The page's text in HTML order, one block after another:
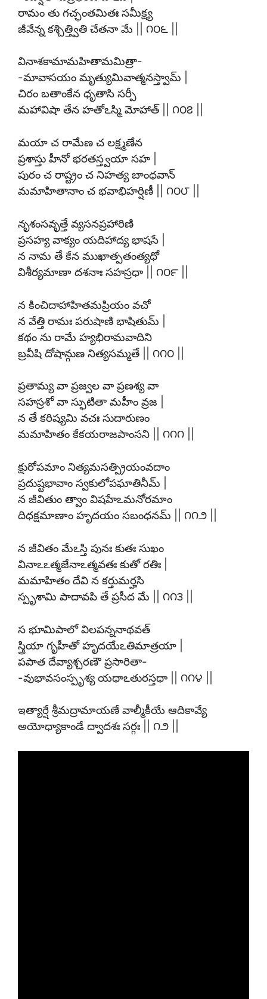
రామం తు గచ్ఛంతమితః సమీక్ష్య
జీవేన్న కశ్చిత్త్వితి చేతనా మే || ౧౦౬ ||
వినాశకామామహితామమిత్రా-
-మావాసయం మృత్యుమివాత్మనస్త్వామ్ |
చిరం బతాంకేన ధృతాసి సర్పీ
మహావిషా తేన హతోఽస్మి మోహాత్ || ౧౦౭ ||
మయా చ రామేణ చ లక్ష్మణేన
ప్రశాస్తు హీనో భరతస్త్వయా సహ |
పురం చ రాష్ట్రం చ నిహత్య బాంధవాన్
మమాహితానాం చ భవాభిహర్షిణీ || ౧౦౮ ||
నృశంసవృత్తే వ్యసనప్రహారిణి
ప్రసహ్య వాక్యం యదిహాద్య భాషసే |
న నామ తే కేన ముఖాత్పతంత్యధో
విశీర్యమాణా దశనాః సహస్రధా || ౧౦౯ ||
న కించిదాహాహితమప్రియం వచో
న వేత్తి రామః పరుషాణి భాషితుమ్ |
కథం ను రామే హ్యభిరామవాదిని
బ్రవీషి దోషాన్గుణ నిత్యసమ్మతే || ౧౧౦ ||
ప్రతామ్య వా ప్రజ్వల వా ప్రణశ్య వా
సహస్రశో వా స్ఫుటితా మహీం వ్రజ |
న తే కరిష్యమి వచః సుదారుణం
మమాహితం కేకయరాజపాంసని || ౧౧౧ ||
క్షురోపమాం నిత్యమసత్ప్రియంవదాం
ప్రదుష్టభావాం స్వకులోపఘాతినీమ్ |
న జీవితుం త్వాం విషహేఽమనోరమాం
దిధక్షమాణాం హృదయం సబంధనమ్ || ౧౧౨ ||
న జీవితం మేఽస్తి పునః కుతః సుఖం
వినాఽఽత్మజేనాఽత్మవతః కుతో రతిః |
మమాహితం దేవి న కర్తుమర్హసి
స్పృశామి పాదావపి తే ప్రసీద మే || ౧౧౩ ||
స భూమిపాలో విలపన్ననాథవత్
స్త్రియా గృహీతో హృదయేఽతిమాత్రయా |
పపాత దేవ్యాశ్చరణౌ ప్రసారితా-
-వుభావసంస్పృశ్య యథాఽతురస్తథా || ౧౧౪ ||
ఇత్యార్షే శ్రీమద్రామాయణే వాల్మీకీయే ఆదికావ్యే
అయోధ్యాకాండే ద్వాదశః సర్గః || ౧౨ ||